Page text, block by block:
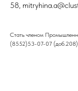
58,
Стать членом
(8552)53-07-07 (доб.208)